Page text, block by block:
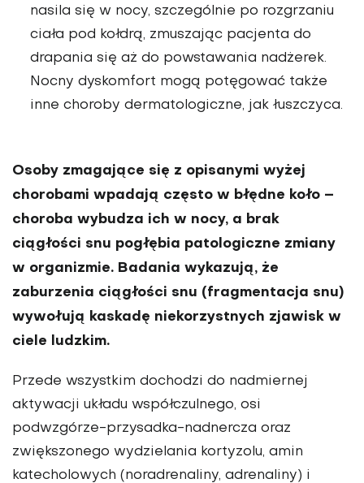
nasila się w nocy, szczególnie po rozgrzaniu
ciała pod kołdrą, zmuszając pacjenta do
drapania się aż do powstawania nadżerek.
Nocny dyskomfort mogą potęgować także
inne choroby dermatologiczne, jak łuszczyca.
Osoby zmagające się z opisanymi wyżej
chorobami wpadają często w błędne koło –
choroba wybudza ich w nocy, a brak
ciągłości snu pogłębia patologiczne zmiany
w organizmie. Badania wykazują, że
zaburzenia ciągłości snu (fragmentacja snu)
wywołują kaskadę niekorzystnych zjawisk w
ciele ludzkim.
Przede wszystkim dochodzi do nadmiernej
aktywacji układu współczulnego, osi
podwzgórze-przysadka-nadnercza oraz
zwiększonego wydzielania kortyzolu, amin
katecholowych (noradrenaliny, adrenaliny) i